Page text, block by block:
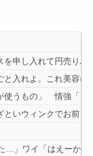
申し入れて円売りパ
と入れよ。これ美容
が使うもの」 情強
といウィンクでお前
…」ワイ「はえーか